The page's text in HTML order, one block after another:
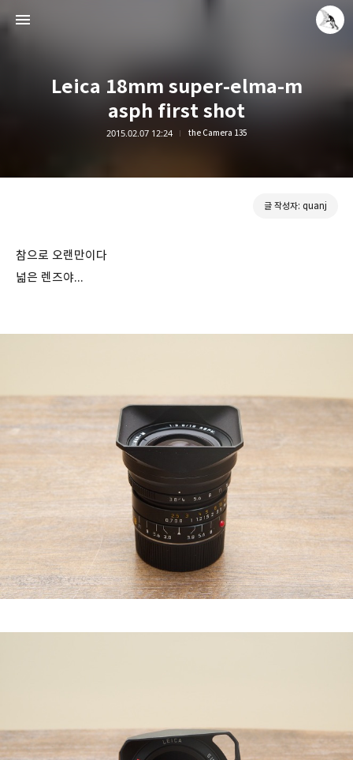
Leica 18mm super-elma-m
asph first shot
2015.02.07 12:24 the Camera 135
글 작성자: quanj
참으로 오랜만이다
넓은 렌즈야...
Leica Sisyphus